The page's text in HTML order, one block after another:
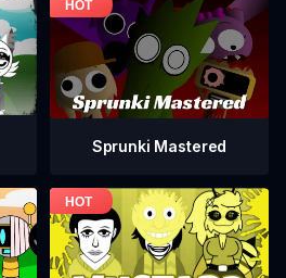
Sprunki Mastered